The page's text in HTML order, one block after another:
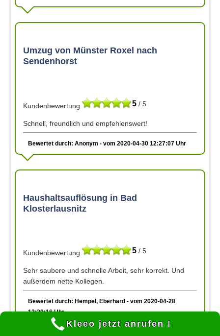
Umzug von Münster Roxel nach
Sendenhorst
5 / 5
Kundenbewertung
Schnell, freundlich und empfehlenswert!
Bewertet durch: Anonym - vom 2020-04-30 12:27:07 Uhr
Haushaltsauflösung in Bad
Klosterlausnitz
5 / 5
Kundenbewertung
Sehr saubere und schnelle Arbeit, sehr korrekt. Und
außerdem nette Kollegen.
Bewertet durch: Hempel, Eberhard - vom 2020-04-28
12:20:16 Uhr
Kleeo jetzt anrufen !